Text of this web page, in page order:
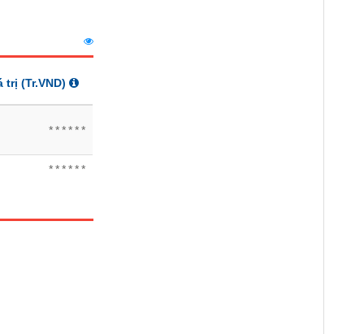
trị(Tr.VND)
******
******